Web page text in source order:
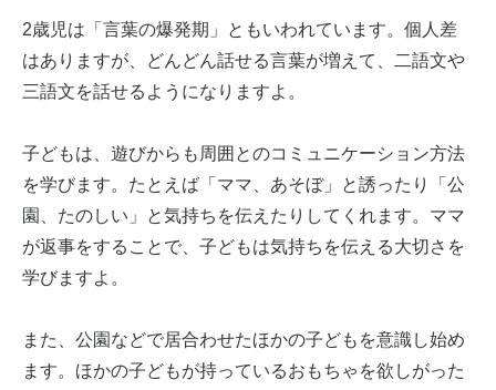
2歳児は「言葉の爆発期」ともいわれています。個人差
はありますが、どんどん話せる言葉が増えて、二語文や
三語文を話せるようになりますよ。
子どもは、遊びからも周囲とのコミュニケーション方法
を学びます。たとえば「ママ、あそぼ」と誘ったり「公
園、たのしい」と気持ちを伝えたりしてくれます。ママ
が返事をすることで、子どもは気持ちを伝える大切さを
学びますよ。
また、公園などで居合わせたほかの子どもを意識し始め
ます。ほかの子どもが持っているおもちゃを欲しがった